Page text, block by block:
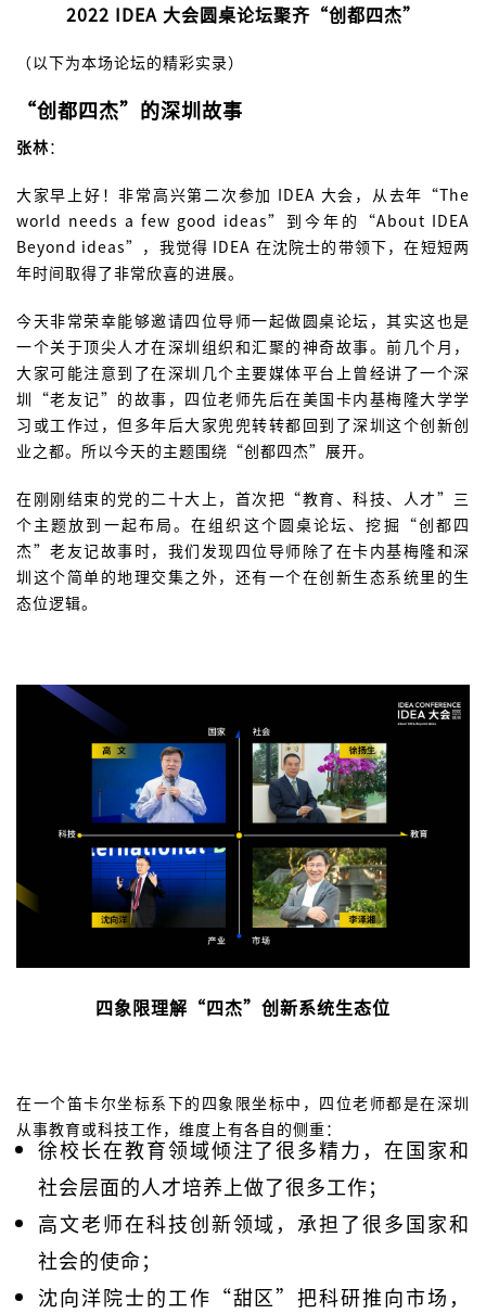
2022 IDEA 大会圆桌论坛聚齐“创都四杰”
（以下为本场论坛的精彩实录）
“创都四杰”的深圳故事
张林：
大家早上好！非常高兴第二次参加 IDEA 大会，从去年“The
world needs a few good ideas”到今年的“About IDEA
Beyond ideas”，我觉得 IDEA 在沈院士的带领下，在短短两
年时间取得了非常欣喜的进展。
今天非常荣幸能够邀请四位导师一起做圆桌论坛，其实这也是
一个关于顶尖人才在深圳组织和汇聚的神奇故事。前几个月，
大家可能注意到了在深圳几个主要媒体平台上曾经讲了一个深
圳“老友记”的故事，四位老师先后在美国卡内基梅隆大学学
习或工作过，但多年后大家兜兜转转都回到了深圳这个创新创
业之都。所以今天的主题围绕“创都四杰”展开。
在刚刚结束的党的二十大上，首次把“教育、科技、人才”三
个主题放到一起布局。在组织这个圆桌论坛、挖掘“创都四
杰”老友记故事时，我们发现四位导师除了在卡内基梅隆和深
圳这个简单的地理交集之外，还有一个在创新生态系统里的生
态位逻辑。
四象限理解“四杰”创新系统生态位
在一个笛卡尔坐标系下的四象限坐标中，四位老师都是在深圳
从事教育或科技工作，维度上有各自的侧重：
徐校长在教育领域倾注了很多精力，在国家和
社会层面的人才培养上做了很多工作；
高文老师在科技创新领域，承担了很多国家和
社会的使命；
沈向洋院士的工作“甜区”把科研推向市场，